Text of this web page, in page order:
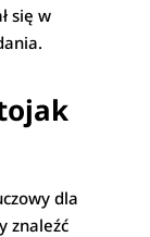
się w
dla
znaleźć